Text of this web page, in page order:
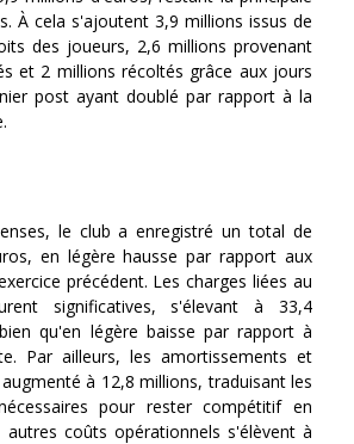
À cela s'ajoutent 3,9 millions issus de
des joueurs, 2,6 millions provenant
et 2 millions récoltés grâce aux jours
post ayant doublé par rapport à la
le club a enregistré un total de
en légère hausse par rapport aux
précédent. Les charges liées au
significatives, s'élevant à 33,4
qu'en légère baisse par rapport à
Par ailleurs, les amortissements et
à 12,8 millions, traduisant les
pour rester compétitif en
autres coûts opérationnels s'élèvent à